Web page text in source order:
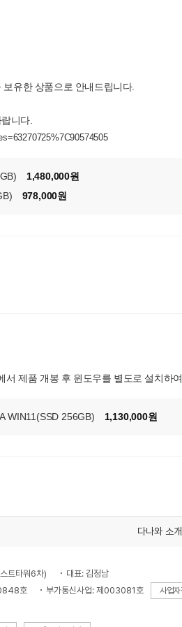
유한 상품으로 안내드립니다.
니다.
1,480,000원
978,000원
제품 개봉 후 윈도우를 별도로 설치하
WIN11(SSD 256GB) 1,130,000원
다나와 소개
트타워6차)
대표: 김정남
호 부가통신사업: 제003081호 사업